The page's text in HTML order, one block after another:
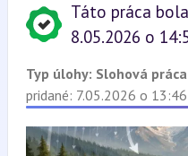
Táto práca
8.05.2026 o
Typ úlohy: Slohová práca
pridané: 7.05.2026 o 13:46